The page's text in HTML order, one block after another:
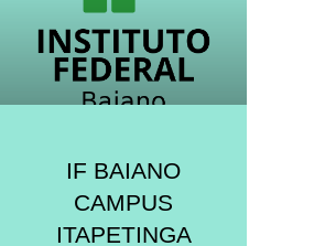
IF BAIANO
CAMPUS
ITAPETINGA